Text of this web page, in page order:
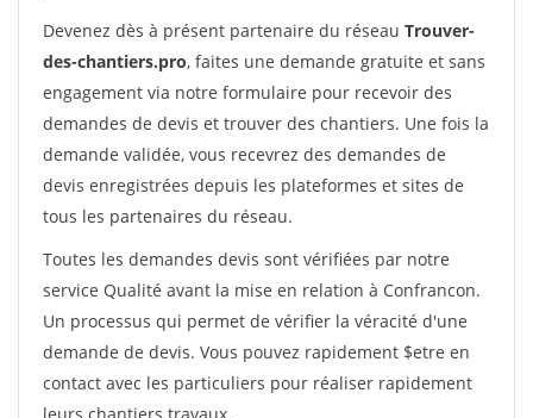
Devenez dès à présent partenaire du réseau Trouver-
des-chantiers.pro, faites une demande gratuite et sans
engagement via notre formulaire pour recevoir des
demandes de devis et trouver des chantiers. Une fois la
demande validée, vous recevrez des demandes de
devis enregistrées depuis les plateformes et sites de
tous les partenaires du réseau.
Toutes les demandes devis sont vérifiées par notre
service Qualité avant la mise en relation à Confrancon.
Un processus qui permet de vérifier la véracité d'une
demande de devis. Vous pouvez rapidement $etre en
contact avec les particuliers pour réaliser rapidement